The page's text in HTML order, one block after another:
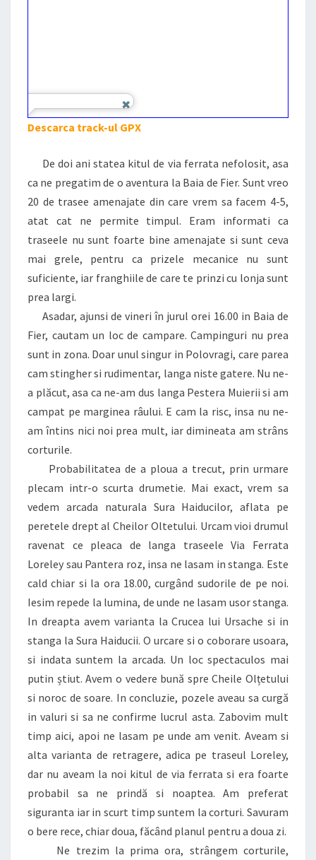
Descarca track-ul GPX
De doi ani statea kitul de via ferrata nefolosit, asa
ca ne pregatim de o aventura la Baia de Fier. Sunt vreo
20 de trasee amenajate din care vrem sa facem 4-5,
atat cat ne permite timpul. Eram informati ca
traseele nu sunt foarte bine amenajate si sunt ceva
mai grele, pentru ca prizele mecanice nu sunt
suficiente, iar franghiile de care te prinzi cu lonja sunt
prea largi.
Asadar, ajunsi de vineri în jurul orei 16.00 in Baia de
Fier, cautam un loc de campare. Campinguri nu prea
sunt in zona. Doar unul singur in Polovragi, care parea
cam stingher si rudimentar, langa niste gatere. Nu ne-
a plăcut, asa ca ne-am dus langa Pestera Muierii si am
campat pe marginea râului. E cam la risc, insa nu ne-
am întins nici noi prea mult, iar dimineata am strâns
corturile.
Probabilitatea de a ploua a trecut, prin urmare
plecam intr-o scurta drumetie. Mai exact, vrem sa
vedem arcada naturala Sura Haiducilor, aflata pe
peretele drept al Cheilor Oltetului. Urcam vioi drumul
ravenat ce pleaca de langa traseele Via Ferrata
Loreley sau Pantera roz, insa ne lasam in stanga. Este
cald chiar si la ora 18.00, curgând sudorile de pe noi.
Iesim repede la lumina, de unde ne lasam usor stanga.
In dreapta avem varianta la Crucea lui Ursache si in
stanga la Sura Haiducii. O urcare si o coborare usoara,
si indata suntem la arcada. Un loc spectaculos mai
putin știut. Avem o vedere bună spre Cheile Olțetului
si noroc de soare. In concluzie, pozele aveau sa curgă
in valuri si sa ne confirme lucrul asta. Zabovim mult
timp aici, apoi ne lasam pe unde am venit. Aveam si
alta varianta de retragere, adica pe traseul Loreley,
dar nu aveam la noi kitul de via ferrata si era foarte
probabil sa ne prindă si noaptea. Am preferat
siguranta iar in scurt timp suntem la corturi. Savuram
o bere rece, chiar doua, făcând planul pentru a doua zi.
Ne trezim la prima ora, strângem corturile,